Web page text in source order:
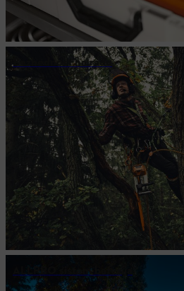
Bezbednost na radu
ALLPRO sistem baterija